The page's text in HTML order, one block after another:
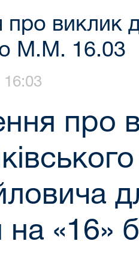
виклик
М.М. 16.03
16:03
про
на «16»